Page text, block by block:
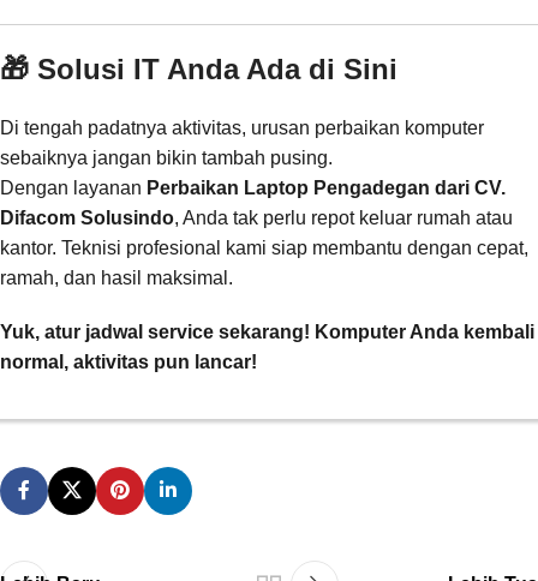
🎁 Solusi IT Anda Ada di Sini
Di tengah padatnya aktivitas, urusan perbaikan komputer
sebaiknya jangan bikin tambah pusing.
Dengan layanan Perbaikan Laptop Pengadegan dari CV.
Difacom Solusindo, Anda tak perlu repot keluar rumah atau
kantor. Teknisi profesional kami siap membantu dengan cepat,
ramah, dan hasil maksimal.
Yuk, atur jadwal service sekarang! Komputer Anda kembali
normal, aktivitas pun lancar!